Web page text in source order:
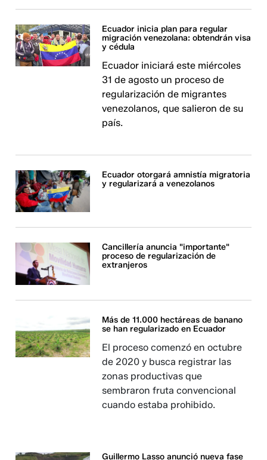
Ecuador inicia plan para regular
migración venezolana: obtendrán visa
y cédula
Ecuador iniciará este miércoles
31 de agosto un proceso de
regularización de migrantes
venezolanos, que salieron de su
país.
Ecuador otorgará amnistía migratoria
y regularizará a venezolanos
Cancillería anuncia "importante"
proceso de regularización de
extranjeros
Más de 11.000 hectáreas de banano
se han regularizado en Ecuador
El proceso comenzó en octubre
de 2020 y busca registrar las
zonas productivas que
sembraron fruta convencional
cuando estaba prohibido.
Guillermo Lasso anunció nueva fase